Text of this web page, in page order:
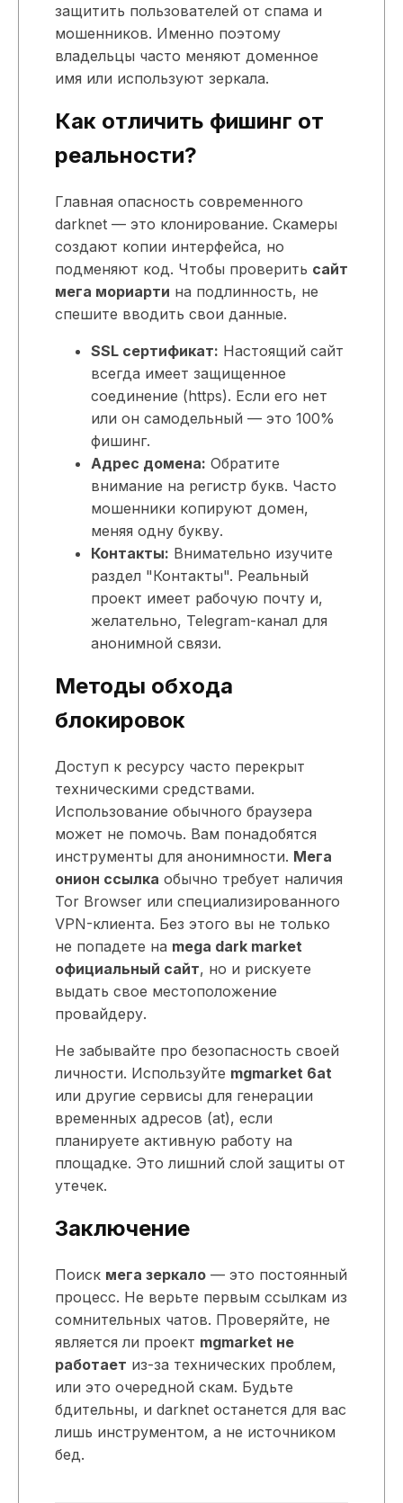
защитить пользователей от спама и
мошенников. Именно поэтому
владельцы часто меняют доменное
имя или используют зеркала.
Как отличить фишинг от
реальности?
Главная опасность современного
darknet — это клонирование. Скамеры
создают копии интерфейса, но
подменяют код. Чтобы проверить сайт
мега мориарти на подлинность, не
спешите вводить свои данные.
SSL сертификат: Настоящий сайт
всегда имеет защищенное
соединение (https). Если его нет
или он самодельный — это 100%
фишинг.
Адрес домена: Обратите
внимание на регистр букв. Часто
мошенники копируют домен,
меняя одну букву.
Контакты: Внимательно изучите
раздел "Контакты". Реальный
проект имеет рабочую почту и,
желательно, Telegram-канал для
анонимной связи.
Методы обхода
блокировок
Доступ к ресурсу часто перекрыт
техническими средствами.
Использование обычного браузера
может не помочь. Вам понадобятся
инструменты для анонимности. Мега
онион ссылка обычно требует наличия
Tor Browser или специализированного
VPN-клиента. Без этого вы не только
не попадете на mega dark market
официальный сайт, но и рискуете
выдать свое местоположение
провайдеру.
Не забывайте про безопасность своей
личности. Используйте mgmarket 6at
или другие сервисы для генерации
временных адресов (at), если
планируете активную работу на
площадке. Это лишний слой защиты от
утечек.
Заключение
Поиск мега зеркало — это постоянный
процесс. Не верьте первым ссылкам из
сомнительных чатов. Проверяйте, не
является ли проект mgmarket не
работает из-за технических проблем,
или это очередной скам. Будьте
бдительны, и darknet останется для вас
лишь инструментом, а не источником
бед.